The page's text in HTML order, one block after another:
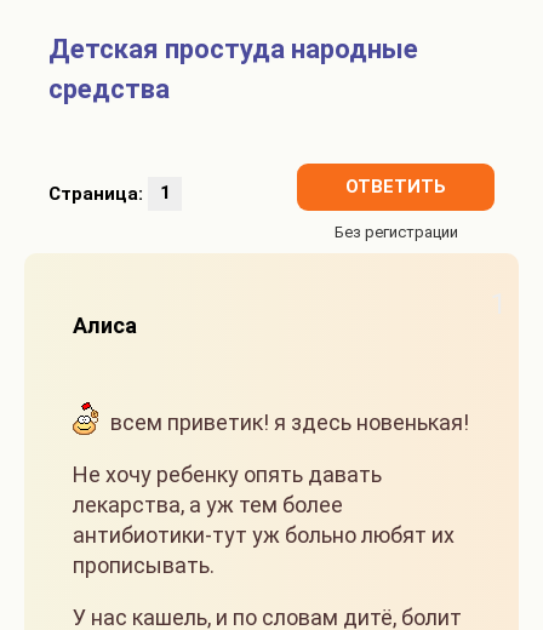
Детская простуда народные
средства
Страница: 1 ОТВЕТИТЬ
Алиса
всем приветик! я здесь новенькая!
Не хочу ребенку опять давать
лекарства, а уж тем более
антибиотики-тут уж больно любят их
прописывать.
У нас кашель, и по словам дитё, болит